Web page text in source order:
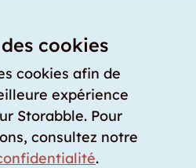
d'un garde-meuble?
garde-meuble?
stockage
cookies
cookies afin de
expérience
Storabble. Pour
consultez notre
.